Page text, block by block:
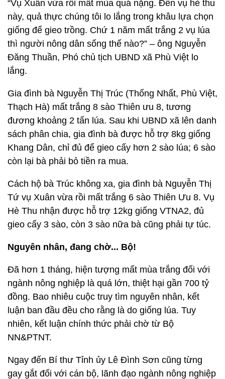
“Vụ Xuân vừa rồi mất mùa quá nặng. Đến vụ hè thu
này, quả thực chúng tôi lo lắng trong khâu lựa chọn
giống để gieo trồng. Chứ 1 năm mất trắng 2 vụ lúa
thì người nông dân sống thế nào?” – ông Nguyễn
Đăng Thuần, Phó chủ tịch UBND xã Phù Việt lo
lắng.
Gia đình bà Nguyễn Thị Trúc (Thống Nhất, Phù Việt,
Thạch Hà) mất trắng 8 sào Thiên ưu 8, tương
đương khoảng 2 tấn lúa. Sau khi UBND xã lên danh
sách phân chia, gia đình bà được hỗ trợ 8kg giống
Khang Dân, chỉ đủ để gieo cấy hơn 2 sào lúa; 6 sào
còn lại bà phải bỏ tiền ra mua.
Cách hộ bà Trúc không xa, gia đình bà Nguyễn Thị
Tứ vụ Xuân vừa rồi mất trắng 6 sào Thiên Ưu 8. Vụ
Hè Thu nhận được hỗ trợ 12kg giống VTNA2, đủ
gieo cấy 3 sào, còn 3 sào nữa bà cũng phải tự túc.
Nguyên nhân, đang chờ... Bộ!
Đã hơn 1 tháng, hiện tượng mất mùa trắng đối với
ngành nông nghiệp là quá lớn, thiệt hại gần 700 tỷ
đồng. Bao nhiêu cuộc truy tìm nguyên nhân, kết
luận ban đầu đều cho rằng là do giống lúa. Tuy
nhiên, kết luận chính thức phải chờ từ Bộ
NN&PTNT.
Ngay đến Bí thư Tỉnh ủy Lê Đình Sơn cũng từng
gay gắt đối với cán bộ, lãnh đạo ngành nông nghiệp